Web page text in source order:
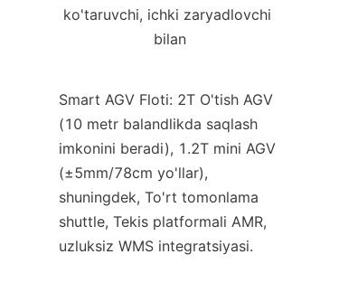
ko'taruvchi, ichki zaryadlovchi
bilan
Smart AGV Floti: 2T O'tish AGV
(10 metr balandlikda saqlash
imkonini beradi), 1.2T mini AGV
(±5mm/78cm yo'llar),
shuningdek, To'rt tomonlama
shuttle, Tekis platformali AMR,
uzluksiz WMS integratsiyasi.